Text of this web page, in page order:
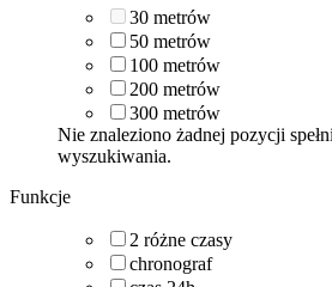
30 metrów
50 metrów
100 metrów
200 metrów
300 metrów
Nie znaleziono żadnej pozycji
wyszukiwania.
Funkcje
2 różne czasy
chronograf